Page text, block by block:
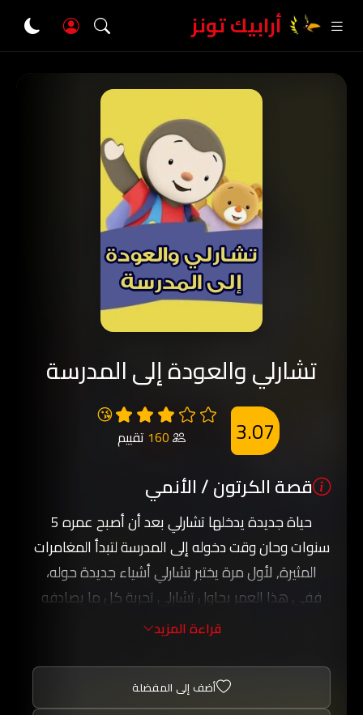
أرابيك تونز
تشارلي والعودة إلى المدرسة
😘
160 تقييم 3.07
قصة الكرتون / الأنمي
حياة جديدة يدخلها تشارلي بعد أن أصبح عمره 5
سنوات وحان وقت دخوله إلى المدرسة لتبدأ المغامرات
المثيرة, لأول مرة يختبر تشارلي أشياء جديدة حوله،
ففي هذا العمر يحاول تشارلي تجربة كل ما يصادفه
فنراه مرة يقود دراجة دون أن يتعلم عليها مسبقاً.
المدرسه لتصادفه أحداث كثيرة شيقة لأول مرة, ادخلوا
تجربة جديدة مع تشارلي وأصدقائه الذي تشاهدونه
قراءة المزيد
أضف إلى المفضلة